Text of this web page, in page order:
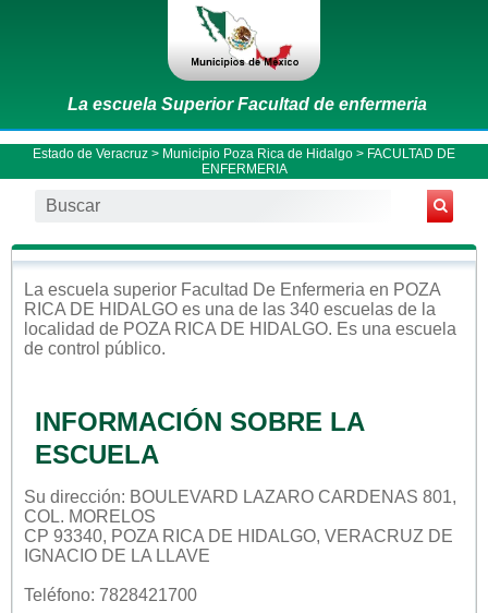
La escuela Superior Facultad de enfermeria
Estado de Veracruz > Municipio Poza Rica de Hidalgo > FACULTAD DE
ENFERMERIA
La escuela superior Facultad De Enfermeria en POZA
RICA DE HIDALGO es una de las 340 escuelas de la
localidad de POZA RICA DE HIDALGO. Es una escuela
de control público.
INFORMACIÓN SOBRE LA
ESCUELA
Su dirección: BOULEVARD LAZARO CARDENAS 801,
COL. MORELOS
CP 93340, POZA RICA DE HIDALGO, VERACRUZ DE
IGNACIO DE LA LLAVE
Teléfono: 7828421700